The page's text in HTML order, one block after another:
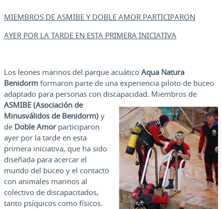
MIEMBROS DE ASMIBE Y DOBLE AMOR PARTICIPARON
AYER POR LA TARDE EN ESTA PRIMERA INICIATIVA
Los leones marinos del parque acuático Aqua Natura
Benidorm formaron parte de una experiencia piloto de buceo
adaptado para personas con discapacidad. Miembros de
ASMIBE (Asociación de
Minusválidos de Benidorm) y
de Doble Amor participaron
ayer por la tarde en esta
primera iniciativa, que ha sido
diseñada para acercar el
mundo del buceo y el contacto
con animales marinos al
colectivo de discapacitados,
tanto psíquicos como físicos.